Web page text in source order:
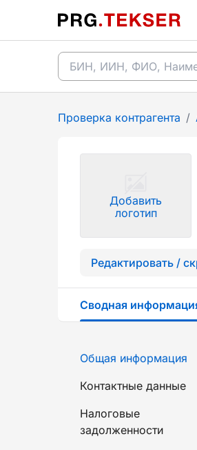
Проверка контрагента /
Добавить
логотип
Редактировать /
Сводная
Общая информация
Контактные данные
Налоговые
задолженности